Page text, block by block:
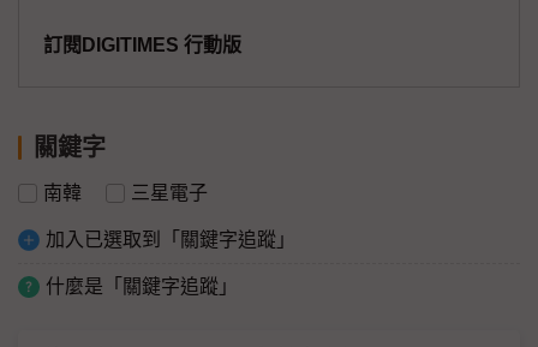
訂閱DIGITIMES 行動版
關鍵字
南韓 三星電子
加入已選取到「關鍵字追蹤」
什麼是「關鍵字追蹤」